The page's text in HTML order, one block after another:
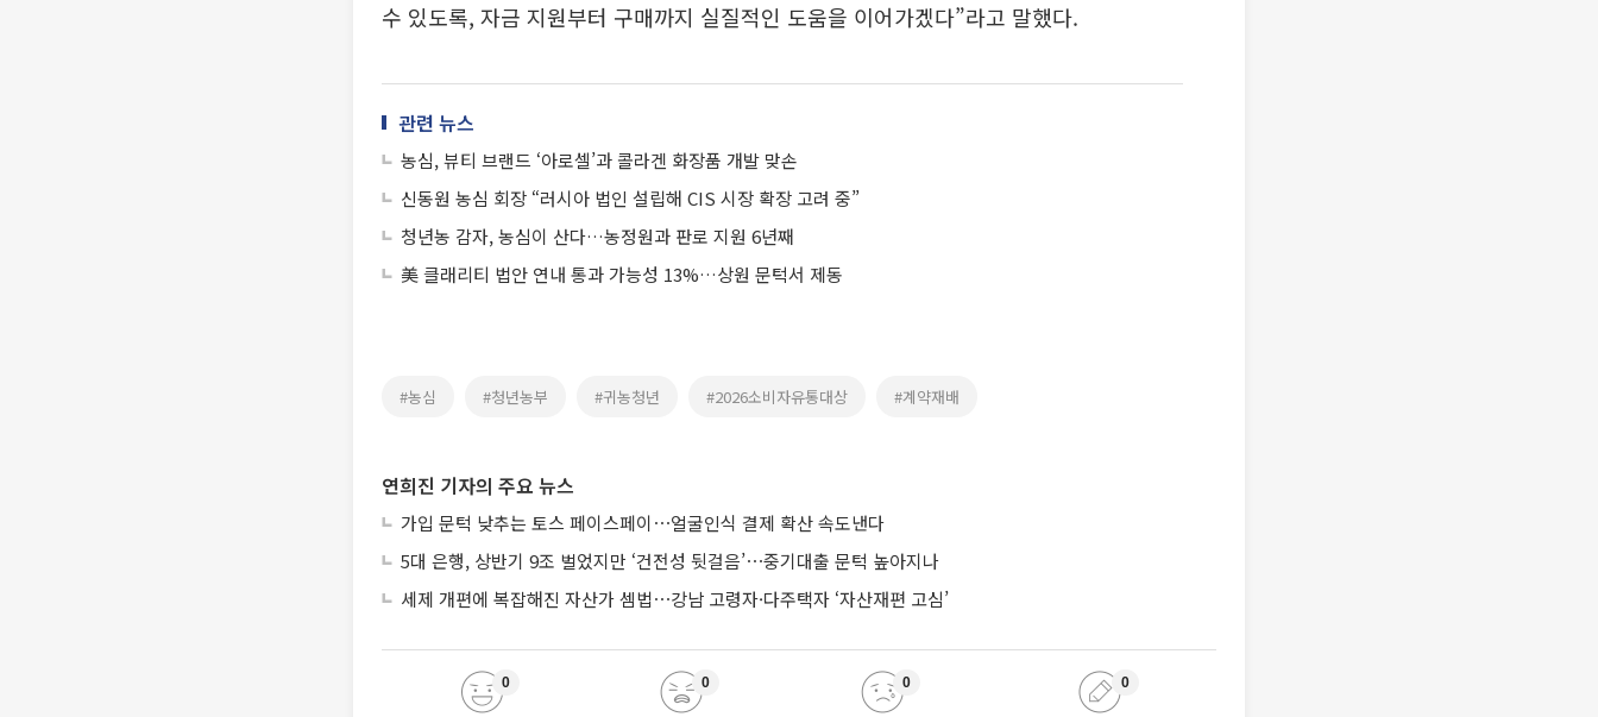
수 있도록, 자금 지원부터 구매까지 실질적인 도움을 이어가겠다”라고 말했다.
관련 뉴스
농심, 뷰티 브랜드 ‘아로셀’과 콜라겐 화장품 개발 맞손
신동원 농심 회장 “러시아 법인 설립해 CIS 시장 확장 고려 중”
청년농 감자, 농심이 산다…농정원과 판로 지원 6년째
美 클래리티 법안 연내 통과 가능성 13%…상원 문턱서 제동
#농심 #청년농부 #귀농청년 #2026소비자유통대상 #계약재배
연희진 기자의 주요 뉴스
가입 문턱 낮추는 토스 페이스페이⋯얼굴인식 결제 확산 속도낸다
5대 은행, 상반기 9조 벌었지만 ‘건전성 뒷걸음’⋯중기대출 문턱 높아지나
세제 개편에 복잡해진 자산가 셈법⋯강남 고령자·다주택자 ‘자산재편 고심’
0 0 0 0